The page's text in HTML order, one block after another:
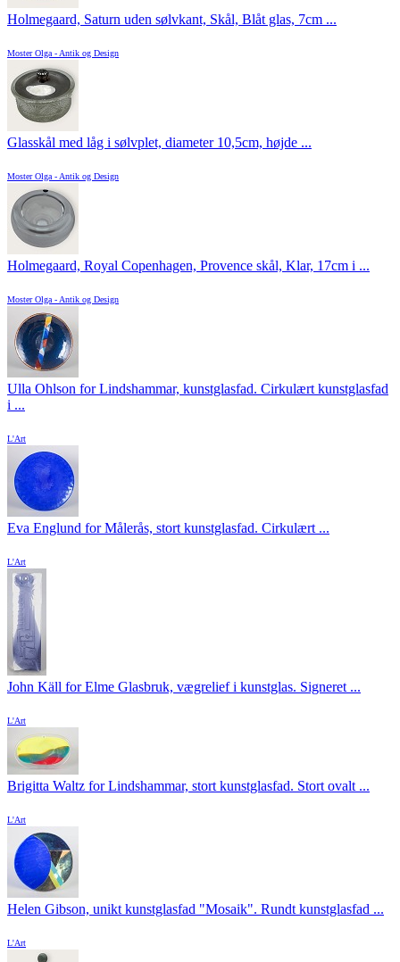
Holmegaard, Saturn uden sølvkant, Skål, Blåt glas, 7cm ...
Moster Olga - Antik og Design
Glasskål med låg i sølvplet, diameter 10,5cm, højde ...
Moster Olga - Antik og Design
Holmegaard, Royal Copenhagen, Provence skål, Klar, 17cm i ...
Moster Olga - Antik og Design
Ulla Ohlson for Lindshammar, kunstglasfad. Cirkulært kunstglasfad
i ...
L'Art
Eva Englund for Målerås, stort kunstglasfad. Cirkulært ...
L'Art
John Käll for Elme Glasbruk, vægrelief i kunstglas. Signeret ...
L'Art
Brigitta Waltz for Lindshammar, stort kunstglasfad. Stort ovalt ...
L'Art
Helen Gibson, unikt kunstglasfad "Mosaik". Rundt kunstglasfad ...
L'Art